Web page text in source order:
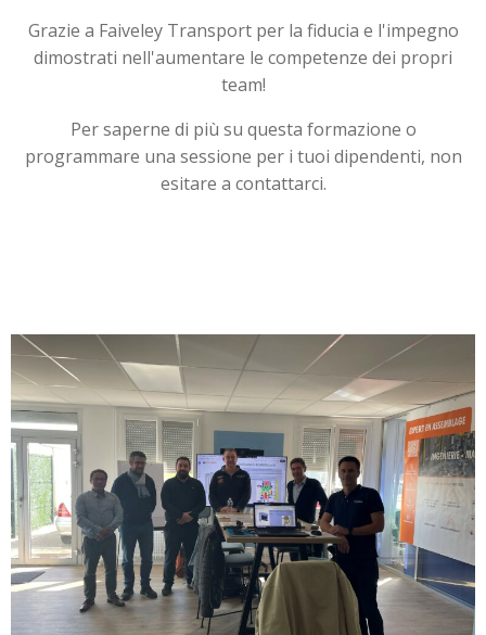
Grazie a Faiveley Transport per la fiducia e l'impegno
dimostrati nell'aumentare le competenze dei propri
team!
Per saperne di più su questa formazione o
programmare una sessione per i tuoi dipendenti, non
esitare a contattarci.